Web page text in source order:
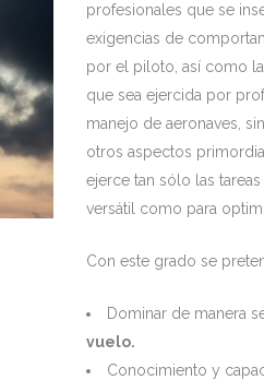
profesionales que se
exigencias de
por el piloto, así como
que sea ejercida por
manejo de aeronaves,
otros aspectos
ejerce tan sólo las
versátil como para
Con este grado se
Dominar de manera
vuelo.
Conocimiento y